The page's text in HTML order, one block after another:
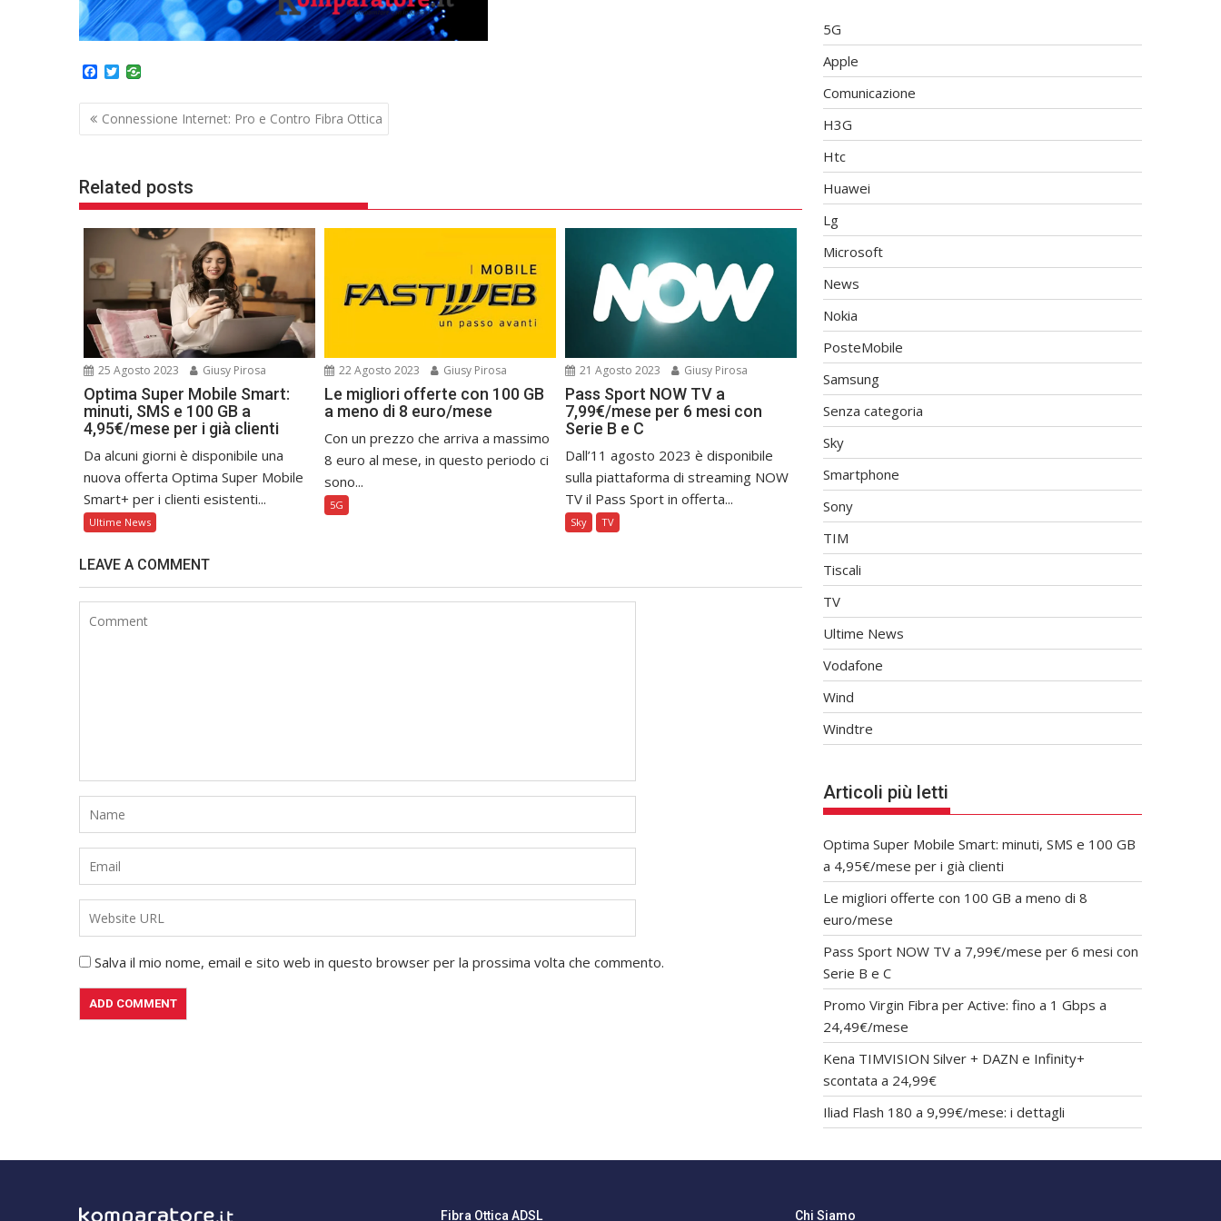
c
e
b
T
i
t
t
Navigazione
articoli
Connessione Internet: Pro e Contro Fibra Ottica
Related posts
25 Agosto 2023 Giusy Pirosa
Optima Super Mobile Smart:
minuti, SMS e 100 GB a
4,95€/mese per i già clienti
Da alcuni giorni è disponibile una
nuova offerta Optima Super Mobile
Smart+ per i clienti esistenti...
Ultime News
22 Agosto 2023 Giusy Pirosa
Le migliori offerte con 100 GB
a meno di 8 euro/mese
Con un prezzo che arriva a massimo
8 euro al mese, in questo periodo ci
sono...
5G
21 Agosto 2023 Giusy Pirosa
Pass Sport NOW TV a
7,99€/mese per 6 mesi con
Serie B e C
Dall’11 agosto 2023 è disponibile
sulla piattaforma di streaming NOW
TV il Pass Sport in offerta...
Sky TV
LEAVE A COMMENT
Salva il mio nome, email e sito web in questo browser per la prossima volta che commento.
5G
Apple
Comunicazione
H3G
Htc
Huawei
Lg
Microsoft
News
Nokia
PosteMobile
Samsung
Senza categoria
Sky
Smartphone
Sony
TIM
Tiscali
TV
Ultime News
Vodafone
Wind
Windtre
Articoli più letti
Optima Super Mobile Smart: minuti, SMS e 100 GB
a 4,95€/mese per i già clienti
Le migliori offerte con 100 GB a meno di 8
euro/mese
Pass Sport NOW TV a 7,99€/mese per 6 mesi con
Serie B e C
Promo Virgin Fibra per Active: fino a 1 Gbps a
24,49€/mese
Kena TIMVISION Silver + DAZN e Infinity+
scontata a 24,99€
Iliad Flash 180 a 9,99€/mese: i dettagli
Fibra Ottica ADSL Chi Siamo